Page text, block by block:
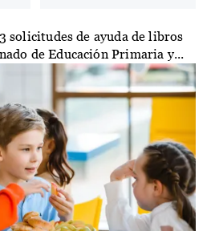
solicitudes de ayuda de libros
de Educación Primaria y...